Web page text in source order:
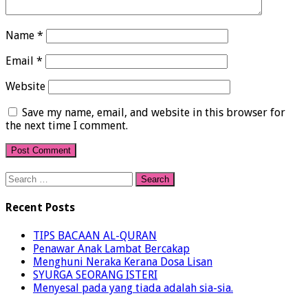
Name *
Email *
Website
Save my name, email, and website in this browser for
the next time I comment.
Search
Recent Posts
TIPS BACAAN AL-QURAN
Penawar Anak Lambat Bercakap
Menghuni Neraka Kerana Dosa Lisan
SYURGA SEORANG ISTERI
Menyesal pada yang tiada adalah sia-sia.